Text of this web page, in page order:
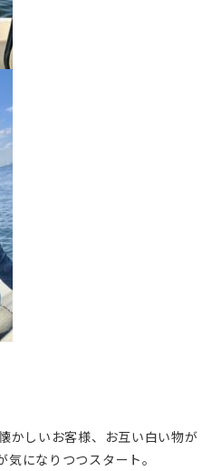
かしいお客様、お互い白い物が
になりつつスタート。